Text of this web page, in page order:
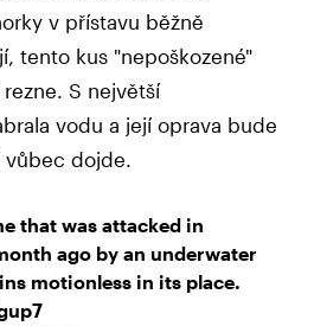
v přístavu běžně
tento kus "nepoškozené"
S největší
vodu a její oprava bude
dojde.
that was attacked in
ago by an underwater
motionless in its place.